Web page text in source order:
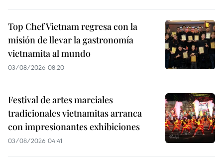
Top Chef Vietnam regresa con la
misión de llevar la gastronomía
vietnamita al mundo
03/08/2026 08:20
Festival de artes marciales
tradicionales vietnamitas arranca
con impresionantes exhibiciones
03/08/2026 04:41